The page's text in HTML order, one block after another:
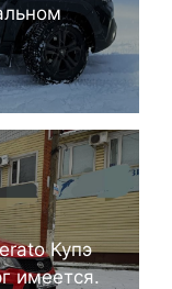
Купэ
имеется.